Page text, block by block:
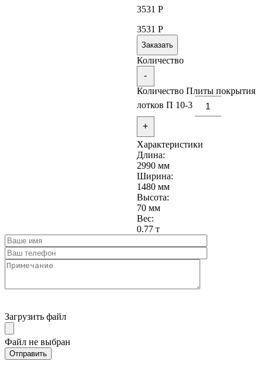
3531 Р
3531 Р
Заказать
Количество
-
Количество Плиты покрытия
лотков П 10-3
+
Характеристики
Длина:
2990 мм
Ширина:
1480 мм
Высота:
70 мм
Вес:
0.77 т
Загрузить файл
Файл не выбран